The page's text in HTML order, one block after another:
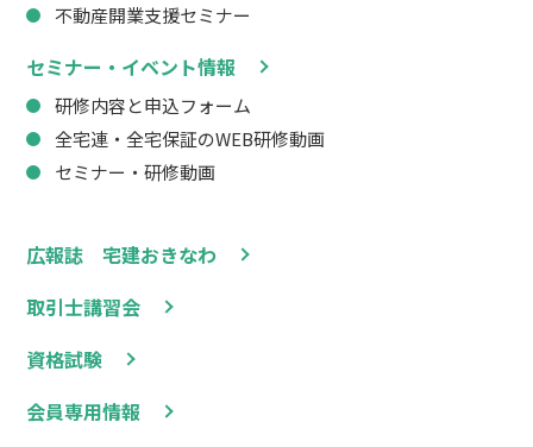
広報誌 宅建おきなわ
取引士講習会
資格試験
会員専用情報
不動産開業支援セミナー
セミナー・イベント情報
研修内容と申込フォーム
全宅連・全宅保証のWEB研修動画
セミナー・研修動画